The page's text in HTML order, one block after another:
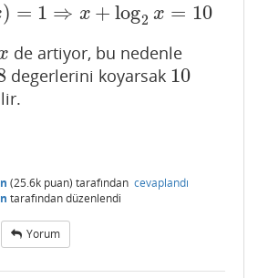
) = 1 ⇒ x + log2 x = 10
2x) =1 ⇒x +log2x=10
de artiyor, bu nedenle
degerlerini koyarsak 10
10
(25.6k puan) tarafından cevaplandı
tarafındandüzenlendi
Yorum